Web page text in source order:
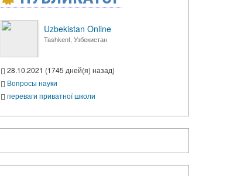
Uzbekistan Online
Tashkent, Узбекистан
28.10.2021 (1745 дней(я) назад)
Вопросы науки
переваги приватної школи